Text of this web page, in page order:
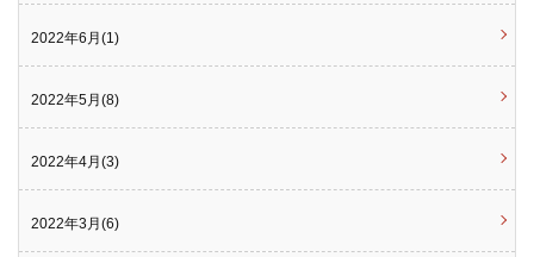
2022年6月(1)
2022年5月(8)
2022年4月(3)
2022年3月(6)